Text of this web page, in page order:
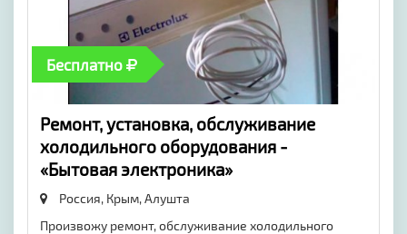
Бесплатно
Ремонт, установка, обслуживание
холодильного оборудования -
«Бытовая электроника»
Россия, Крым,Алушта
Произвожу ремонт, обслуживание холодильного